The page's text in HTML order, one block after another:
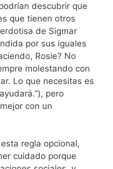
descubrir que
que tienen otros
de Sigmar
por sus iguales
Rosie? No
molestando con
Lo que necesitas es
pero
con un
regla opcional,
cuidado porque